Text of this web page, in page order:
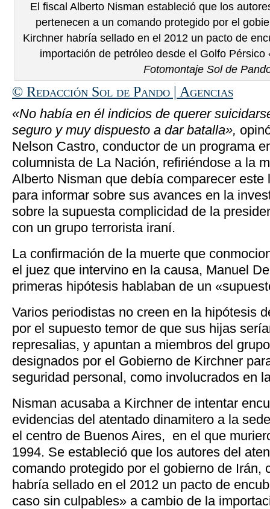
El fiscal Alberto Nisman estableció que los
pertenecen a un comando protegido por el
Kirchner habría sellado en el 2012 un pacto de
importación de petróleo desde el Golfo
Fotomontaje Sol de
© Redacción Sol de Pando | Agencias
«No había en él indicios de querer
seguro y muy dispuesto a dar batalla»,
Nelson Castro, conductor de un programa
columnista de La Nación, refiriéndose a la
Alberto Nisman que debía comparecer este
para informar sobre sus avances en la
sobre la supuesta complicidad de la
con un grupo terrorista iraní.
La confirmación de la muerte que
el juez que intervino en la causa, Manuel
primeras hipótesis hablaban de un
Varios periodistas no creen en la hipótesis
por el supuesto temor de que sus hijas
represalias, y apuntan a miembros del
designados por el Gobierno de Kirchner
seguridad personal, como involucrados en
Nisman acusaba a Kirchner de intentar
evidencias del atentado dinamitero a la
el centro de Buenos Aires, en el que
1994. Se estableció que los autores del
comando protegido por el gobierno de Irán,
habría sellado en el 2012 un pacto de
caso sin culpables» a cambio de la